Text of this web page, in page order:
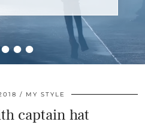
•••
MY STYLE
captain hat